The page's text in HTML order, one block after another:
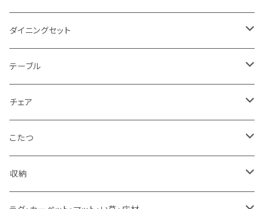
2人掛け
1人掛け
カウチソファ
コーナーソファ
ソファセット
シングルサイズ以下（フレームのみ）
セミダブルサイズ（フレームのみ）
ダブルサイズ（フレームのみ）
ワイドダブルサイズ以上（フレームのみ）
シングルサイズ以下（マットレス付）
ダイニングセット
ダイニング3点セット以下
ダイニング4点セット
ダイニング5点・6点セット
ダイニング7点セット以上
テーブル
センターテーブル
ダイニングテーブル
カウンターテーブル
チェア
ダイニングチェア
カウンターチェア
こたつ
こたつテーブル
収納